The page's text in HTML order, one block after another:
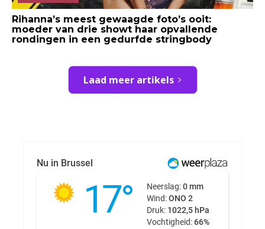
Rihanna’s meest gewaagde foto’s ooit:
moeder van drie showt haar opvallende
rondingen in een gedurfde stringbody
Laad meer artikels